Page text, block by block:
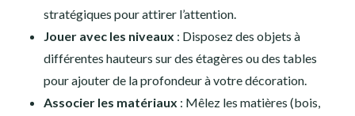
stratégiques pour attirer l’attention.
Jouer avec les niveaux : Disposez des objets à
différentes hauteurs sur des étagères ou des tables
pour ajouter de la profondeur à votre décoration.
Associer les matériaux : Mêlez les matières (bois,